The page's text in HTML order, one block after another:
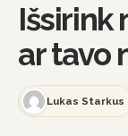
Išsirink
ar tavo
Lukas Starkus